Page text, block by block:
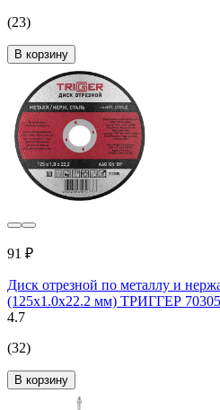
(23)
В корзину
91 ₽
Диск отрезной по металлу и
(125х1.0х22.2 мм) ТРИГГЕР
4.7
(32)
В корзину